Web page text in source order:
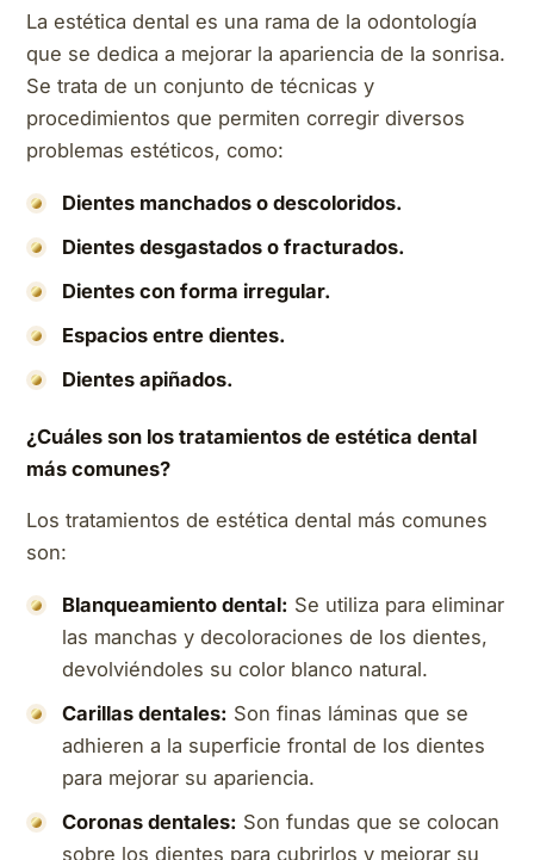
La estética dental es una rama de la odontología
que se dedica a mejorar la apariencia de la sonrisa.
Se trata de un conjunto de técnicas y
procedimientos que permiten corregir diversos
problemas estéticos, como:
Dientes manchados o descoloridos.
Dientes desgastados o fracturados.
Dientes con forma irregular.
Espacios entre dientes.
Dientes apiñados.
¿Cuáles son los tratamientos de estética dental
más comunes?
Los tratamientos de estética dental más comunes
son:
Blanqueamiento dental: Se utiliza para eliminar
las manchas y decoloraciones de los dientes,
devolviéndoles su color blanco natural.
Carillas dentales: Son finas láminas que se
adhieren a la superficie frontal de los dientes
para mejorar su apariencia.
Coronas dentales: Son fundas que se colocan
sobre los dientes para cubrirlos y mejorar su